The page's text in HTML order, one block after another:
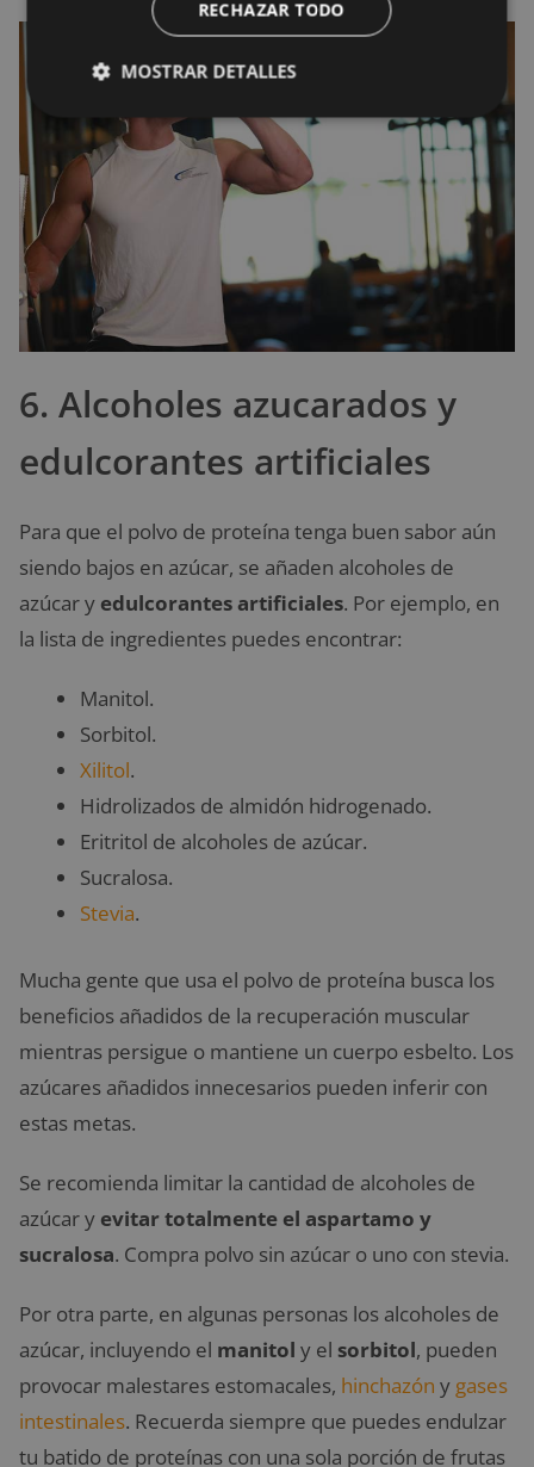
6. Alcoholes azucarados y
edulcorantes artificiales
Para que el polvo de proteína tenga buen sabor aún
siendo bajos en azúcar, se añaden alcoholes de
azúcar y edulcorantes artificiales. Por ejemplo, en
la lista de ingredientes puedes encontrar:
Manitol.
Sorbitol.
Xilitol.
Hidrolizados de almidón hidrogenado.
Eritritol de alcoholes de azúcar.
Sucralosa.
Stevia.
Mucha gente que usa el polvo de proteína busca los
beneficios añadidos de la recuperación muscular
mientras persigue o mantiene un cuerpo esbelto. Los
azúcares añadidos innecesarios pueden inferir con
estas metas.
Se recomienda limitar la cantidad de alcoholes de
azúcar y evitar totalmente el aspartamo y
sucralosa. Compra polvo sin azúcar o uno con stevia.
Por otra parte, en algunas personas los alcoholes de
azúcar, incluyendo el manitol y el sorbitol, pueden
provocar malestares estomacales, hinchazón y gases
intestinales. Recuerda siempre que puedes endulzar
tu batido de proteínas con una sola porción de frutas
RECHAZAR TODO
MOSTRAR DETALLES